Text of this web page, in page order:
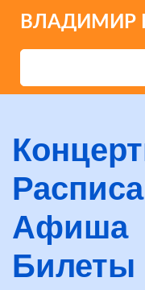
ВЛАДИМИР
Афиша
Билеты